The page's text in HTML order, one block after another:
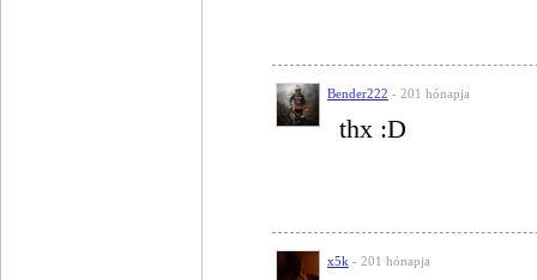
Bender222 - 201 hónapja
thx :D
x5k - 201 hónapja